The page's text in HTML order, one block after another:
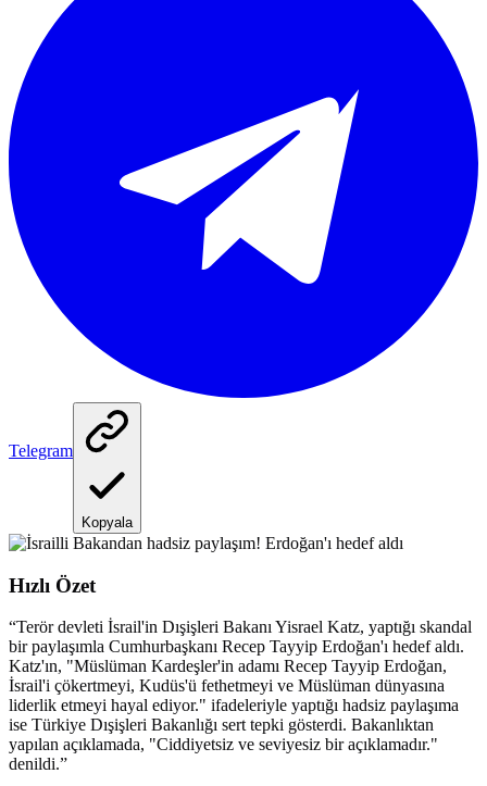
Telegram
Kopyala
Hızlı Özet
“Terör devleti İsrail'in Dışişleri Bakanı Yisrael Katz, yaptığı skandal
bir paylaşımla Cumhurbaşkanı Recep Tayyip Erdoğan'ı hedef aldı.
Katz'ın, "Müslüman Kardeşler'in adamı Recep Tayyip Erdoğan,
İsrail'i çökertmeyi, Kudüs'ü fethetmeyi ve Müslüman dünyasına
liderlik etmeyi hayal ediyor." ifadeleriyle yaptığı hadsiz paylaşıma
ise Türkiye Dışişleri Bakanlığı sert tepki gösterdi. Bakanlıktan
yapılan açıklamada, "Ciddiyetsiz ve seviyesiz bir açıklamadır."
denildi.”